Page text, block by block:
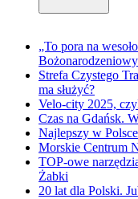
„To pora na
Strefa Czystego
ma służyć?
Velo-city 2025,
Czas na Gdańsk.
Najlepszy w
Morskie Centrum
TOP-owe
Żabki
20 lat dla Polski.